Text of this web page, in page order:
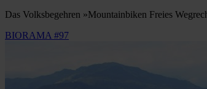
Das Volksbegehren »Mountainbiken Freies
BIORAMA #97